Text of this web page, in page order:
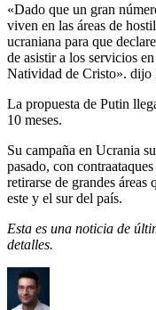
«Dado que un gran
viven en las áreas de
ucraniana para que
de asistir a los servicios
Natividad de Cristo». dijo
La propuesta de Putin
10 meses.
Su campaña en Ucrania
pasado, con
retirarse de grandes áreas
este y el sur del país.
Esta es una noticia de
detalles.